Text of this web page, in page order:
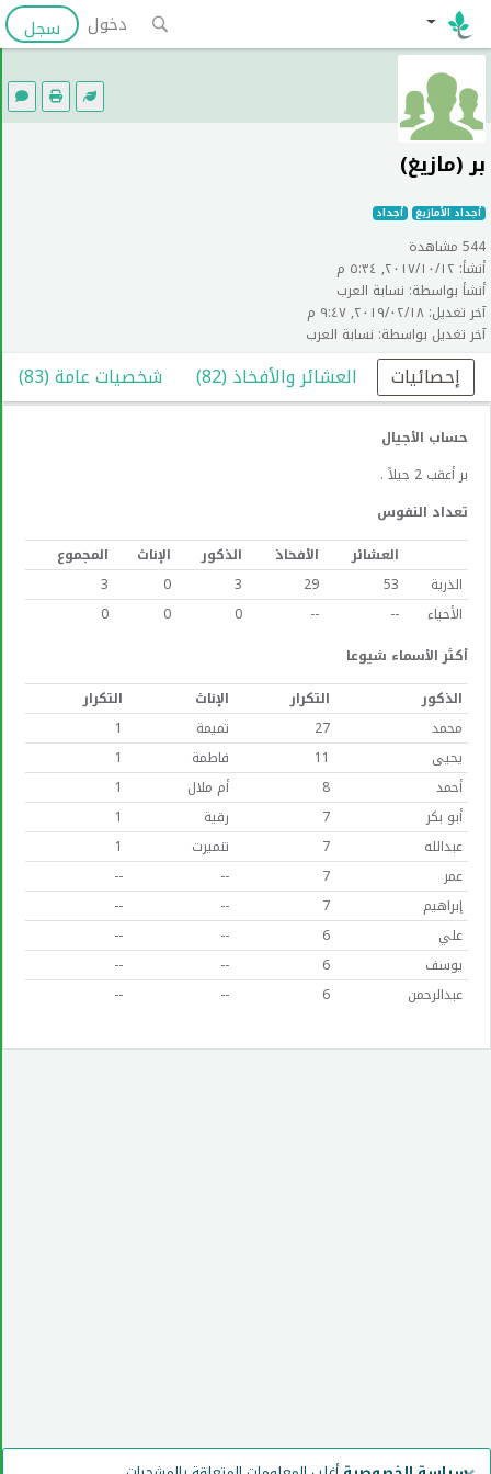
دخول سجل
بر (مازيغ)
أجداد الأمازيغ أجداد
544 مشاهدة
أنشأ: ١٢‏/١٠‏/٢٠١٧, ٥:٣٤ م
أنشأ بواسطة: نسابة العرب
آخر تغديل: ١٨‏/٠٢‏/٢٠١٩, ٩:٤٧ م
آخر تغديل بواسطة: نسابة العرب
إحصائيات العشائر والأفخاذ (82) شخصيات عامة (83)
حساب الأجيال
بر أعقب 2 جيلاً .
تعداد النفوس
العشائر
الأفخاذ الذكور الإناث
المجموع
الذرية
53
29
3
0
3
الأحياء
--
--
0
0
0
أكثر الأسماء شيوعا
الذكور
التكرار الإناث
التكرار
محمد
27 تميمة
1
يحيى
11 فاطمة
1
أحمد
8 أم ملال
1
أبو بكر
7 رقية
1
عبدالله
7 تنميرت
1
عمر
7
--
--
إبراهيم
7
--
--
علي
6
--
--
يوسف
6
--
--
عبدالرحمن
6
--
--